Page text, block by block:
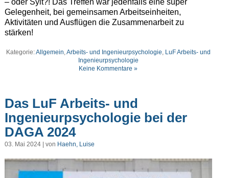
– oder Sylt?! Das Treffen war jedenfalls eine super
Gelegenheit, bei gemeinsamen Arbeitseinheiten,
Aktivitäten und Ausflügen die Zusammenarbeit zu
stärken!
Kategorie:Allgemein,Arbeits- und Ingenieurpsychologie, LuF Arbeits- und
Ingenieurpsychologie
Keine Kommentare »
Das LuF Arbeits- und
Ingenieurpsychologie bei der
DAGA 2024
03. Mai 2024 | von Haehn, Luise